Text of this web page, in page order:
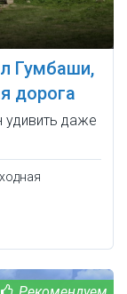
Гумбаши,
дорога
даже